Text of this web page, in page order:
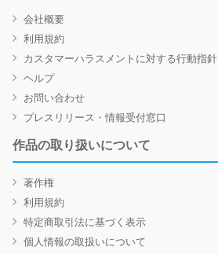
会社概要
利用規約
カスタマーハラスメントに対する行動指針
ヘルプ
お問い合わせ
プレスリリース・情報受付窓口
作品の取り扱いについて
著作権
利用規約
特定商取引法に基づく表示
個人情報の取扱いについて